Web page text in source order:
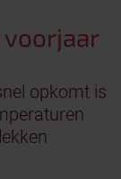
voorjaar
opkomt is